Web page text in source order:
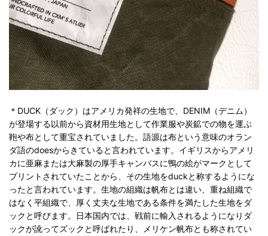
＊DUCK（ダック）はアメリカ発祥の生地で、DENIM（デニム）
が登場する以前から資材用生地として作業服や炭鉱での物を運ぶ
鞄や布として重宝されていました。語源は布という意味のオラン
ダ語のdoesからきていると言われています。イギリスからアメリ
カに亜麻または大麻製の厚手キャンバスに鴨の絵がマークとして
プリントされていたことから、その生地をduckと称するようにな
ったと言われています。生地の組織は帆布とは違い、重ね組織で
はなく平組織で、厚く丈夫な生地である条件を満たした生地をダ
ックと呼びます。日本国内では、戦前に輸入されるようになりダ
ックが訛ってズックと呼ばれたり、メリケン帆布とも称されてい